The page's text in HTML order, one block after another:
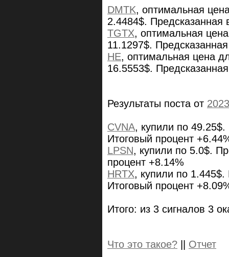
DMTK, оптимальная
2.4484$. Предсказанная
TGTX, оптимальная
11.1297$.
HE, оптимальная цена
16.5553$.
Результаты поста от
CVNA, купили по
Итоговый процент
LPSN, купили по 5.0$.
процент +8.14%
HRTX, купили по
Итоговый процент
Итого: из 3 сигналов 3
Что это такое? || Отчет